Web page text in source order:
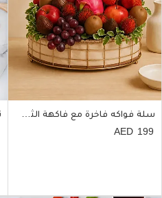
سلة فواكه فاخرة مع فاكهة الثعبان في بوكس خشبي
199